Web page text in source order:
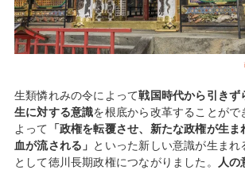
生類憐れみの令によって戦国時代から引きず
生に対する意識を根底から改革することがで
よって 「政権を転覆させ、新たな政権が生
血が流される」 といった新しい意識が生ま
として徳川長期政権につながりました。
人の